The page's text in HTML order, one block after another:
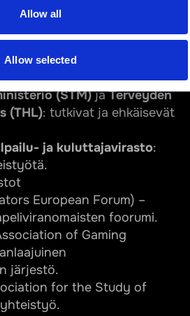
Allow all
Allow selected
että kansainvälisten
kumppaneita ovat
rahapelipolitiikan
(STM)jaTerveyden
(THL): tutkivat ja ehkäisevät
ja kuluttajavirasto:
European Forum) –
foorumi.
of Gaming
järjestö.
for the Study of